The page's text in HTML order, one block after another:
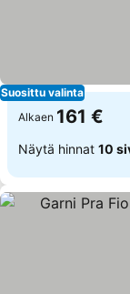
Suosittu valinta
Alkaen 161 €
Näytä hinnat 10